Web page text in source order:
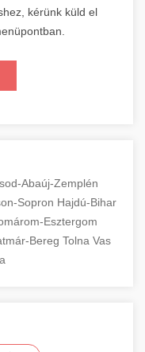
kérünk küld el
Abaúj-Zemplén
Sopron Hajdú-Bihar
Esztergom
Bereg Tolna Vas